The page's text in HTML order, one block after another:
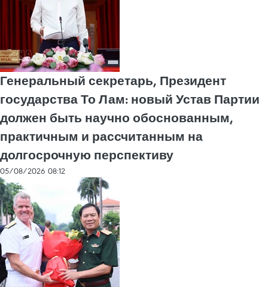
Генеральный секретарь, Президент
государства То Лам: новый Устав Партии
должен быть научно обоснованным,
практичным и рассчитанным на
долгосрочную перспективу
05/08/2026 08:12